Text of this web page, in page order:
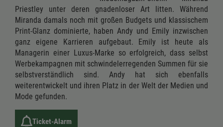
Priestley unter deren gnadenloser Art litten. Während
Miranda damals noch mit großen Budgets und klassischem
Print-Glanz dominierte, haben Andy und Emily inzwischen
ganz eigene Karrieren aufgebaut. Emily ist heute als
Managerin einer Luxus-Marke so erfolgreich, dass selbst
Werbekampagnen mit schwindelerregenden Summen für sie
selbstverständlich sind. Andy hat sich ebenfalls
weiterentwickelt und ihren Platz in der Welt der Medien und
Mode gefunden.
Ticket-Alarm